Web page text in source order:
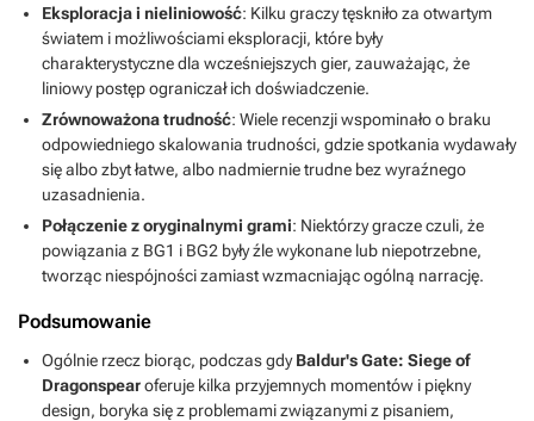
Eksploracja i nieliniowość: Kilku graczy tęskniło za otwartym
światem i możliwościami eksploracji, które były
charakterystyczne dla wcześniejszych gier, zauważając, że
liniowy postęp ograniczał ich doświadczenie.
Zrównoważona trudność: Wiele recenzji wspominało o braku
odpowiedniego skalowania trudności, gdzie spotkania wydawały
się albo zbyt łatwe, albo nadmiernie trudne bez wyraźnego
uzasadnienia.
Połączenie z oryginalnymi grami: Niektórzy gracze czuli, że
powiązania z BG1 i BG2 były źle wykonane lub niepotrzebne,
tworząc niespójności zamiast wzmacniając ogólną narrację.
Podsumowanie
Ogólnie rzecz biorąc, podczas gdyBaldur's Gate: Siege of
Dragonspearoferuje kilka przyjemnych momentów i piękny
design, boryka się z problemami związanymi z pisaniem,